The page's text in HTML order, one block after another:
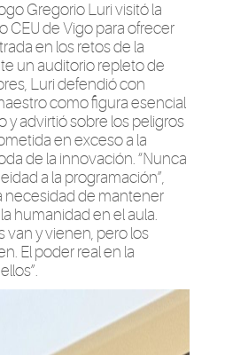
Gregorio Luri visitó la
CEU de Vigo para ofrecer
en los retos de la
un auditorio repleto de
Luri defendió con
como figura esencial
y advirtió sobre los peligros
en exceso a la
de la innovación. “Nunca
a la programación”,
necesidad de mantener
humanidad en el aula.
van y vienen, pero los
El poder real en la